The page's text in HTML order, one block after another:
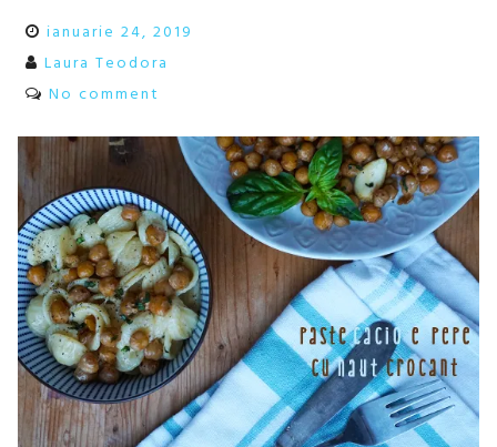
ianuarie 24, 2019
Laura Teodora
No comment